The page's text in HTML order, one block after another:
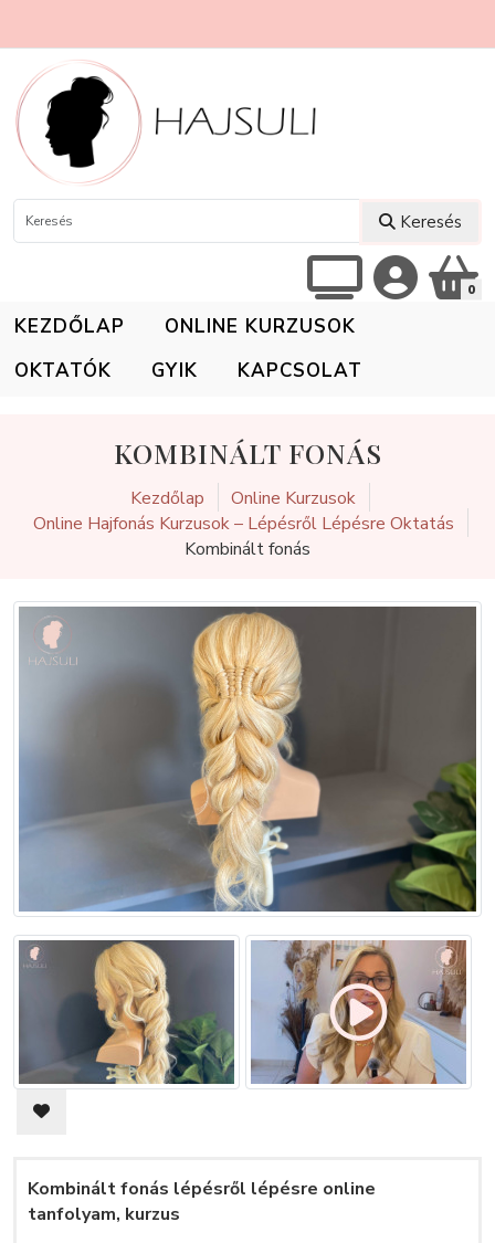
Keresés
0
KEZDŐLAP
ONLINE KURZUSOK
OKTATÓK
GYIK KAPCSOLAT
KOMBINÁLT FONÁS
Kezdőlap
Online Kurzusok
Online Hajfonás Kurzusok – Lépésről Lépésre Oktatás
Kombinált fonás
Kombinált fonás lépésről lépésre online
tanfolyam, kurzus